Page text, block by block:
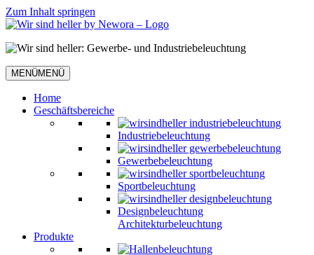
Zum Inhalt springen
MENÜMENÜ
Home
Geschäftsbereiche
Industriebeleuchtung
Gewerbebeleuchtung
Sportbeleuchtung
Designbeleuchtung
Architekturbeleuchtung
Produkte